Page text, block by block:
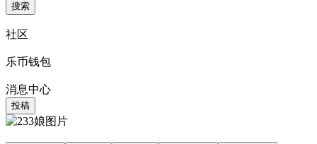
搜索
社区
乐币钱包
消息中心
投稿